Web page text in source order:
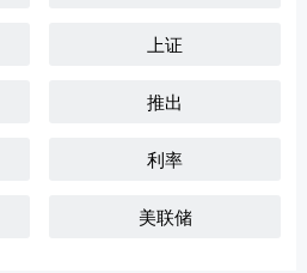
上证
推出
利率
美联储